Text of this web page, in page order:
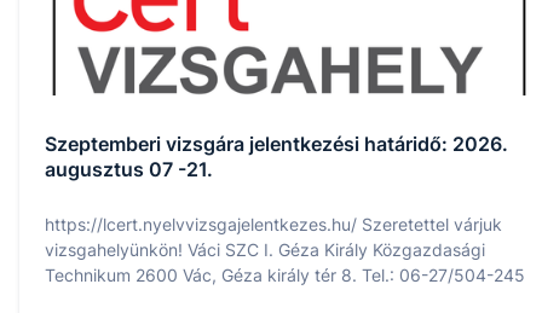
Szeptemberi vizsgára jelentkezési határidő: 2026.
augusztus 07 -21.
https://lcert.nyelvvizsgajelentkezes.hu/ Szeretettel várjuk
vizsgahelyünkön! Váci SZC I. Géza Király Közgazdasági
Technikum 2600 Vác, Géza király tér 8. Tel.: 06-27/504-245